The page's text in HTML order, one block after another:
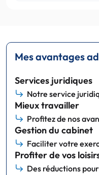
Mes avantages
Services juridiques
Notre service
Mieux travailler
Profitez de nos
Gestion du cabinet
Faciliter votre
Profiter de vos
Des réductions